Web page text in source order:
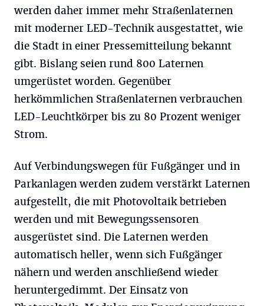
werden daher immer mehr Straßenlaternen
mit moderner LED-Technik ausgestattet, wie
die Stadt in einer Pressemitteilung bekannt
gibt. Bislang seien rund 800 Laternen
umgerüstet worden. Gegenüber
herkömmlichen Straßenlaternen verbrauchen
LED-Leuchtkörper bis zu 80 Prozent weniger
Strom.
Auf Verbindungswegen für Fußgänger und in
Parkanlagen werden zudem verstärkt Laternen
aufgestellt, die mit Photovoltaik betrieben
werden und mit Bewegungssensoren
ausgerüstet sind. Die Laternen werden
automatisch heller, wenn sich Fußgänger
nähern und werden anschließend wieder
heruntergedimmt. Der Einsatz von